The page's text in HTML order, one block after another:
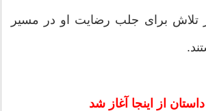
تلاش برای جلب رضایت او در مسیر
از اینجا آغاز شد